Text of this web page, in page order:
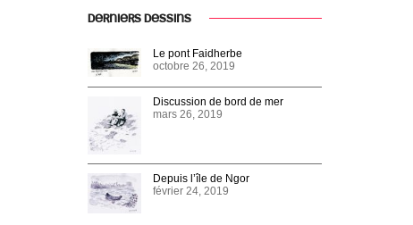
DERNIERS DESSINS
Le pont Faidherbe
octobre 26, 2019
Discussion de bord de mer
mars 26, 2019
Depuis l’île de Ngor
février 24, 2019